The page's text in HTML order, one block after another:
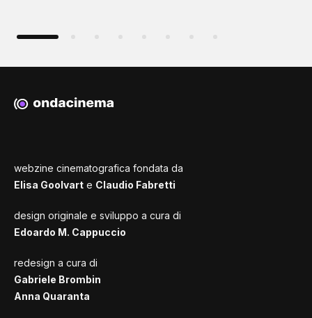
webzine cinematografica fondata da
Elisa Goolvart e Claudio Fabretti
design originale e sviluppo a cura di
Edoardo M. Cappuccio
redesign a cura di
Gabriele Brombin
Anna Quaranta